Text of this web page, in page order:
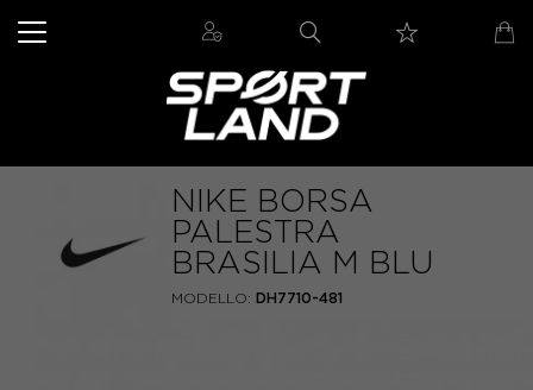
NIKE BORSA
PALESTRA
BRASILIA M BLU
MODELLO: DH7710-481